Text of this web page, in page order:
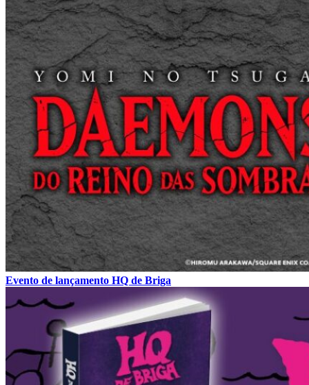
Evento de lançamento HQ de Briga